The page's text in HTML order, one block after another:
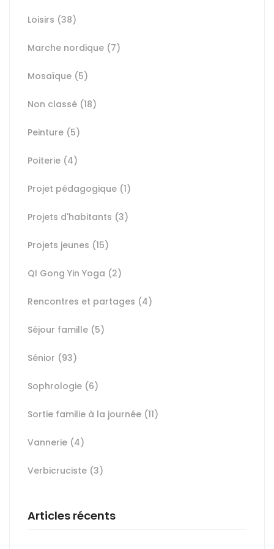
Loisirs (38)
Marche nordique (7)
Mosaïque (5)
Non classé (18)
Peinture (5)
Poiterie (4)
Projet pédagogique (1)
Projets d'habitants (3)
Projets jeunes (15)
QI Gong Yin Yoga (2)
Rencontres et partages (4)
Séjour famille (5)
Sénior (93)
Sophrologie (6)
Sortie familie à la journée (11)
Vannerie (4)
Verbicruciste (3)
Articles récents